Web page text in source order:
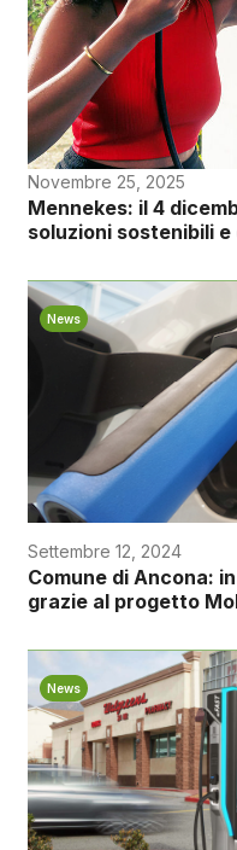
Novembre 25, 2025
Mennekes: il 4
soluzioni sostenibili
News
Settembre 12, 2024
Comune di Ancona:
grazie al progetto
News